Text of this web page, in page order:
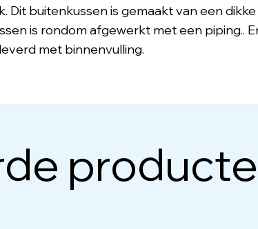
buitenkussen is gemaakt van een
is rondom afgewerkt met een piping..
met binnenvulling.